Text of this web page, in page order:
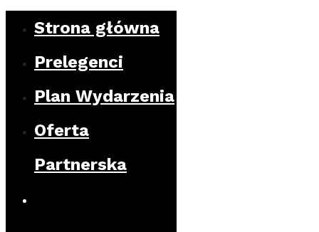
Strona główna
Prelegenci
Plan Wydarzenia
Oferta
Partnerska